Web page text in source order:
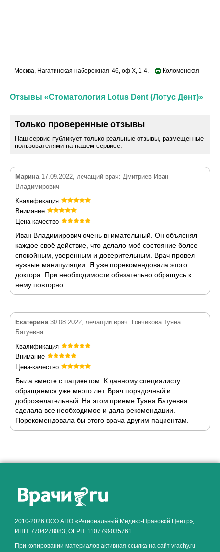
Москва, Нагатинская набережная, 46, оф Х, 1-4. Коломенская
Отзывы «Стоматология Lotus Dent (Лотус Дент)»
Только проверенные отзывы
Наш сервис публикует только реальные отзывы, размещенные
пользователями на нашем сервисе.
Марина17.09.2022, лечащий врач: Дмитриев Иван
Владимирович
Квалификация
Внимание
Цена-качество
Иван Владимирович очень внимательный. Он объяснял
каждое своё действие, что делало моё состояние более
спокойным, уверенным и доверительным. Врач провел
нужные манипуляции. Я уже порекомендовала этого
доктора. При необходимости обязательно обращусь к
нему повторно.
Екатерина30.08.2022, лечащий врач: Гончикова Туяна
Батуевна
Квалификация
Внимание
Цена-качество
Была вместе с пациентом. К данному специалисту
обращаемся уже много лет. Врач порядочный и
доброжелательный. На этом приеме Туяна Батуевна
сделала все необходимое и дала рекомендации.
Порекомендовала бы этого врача другим пациентам.
2010-2026 ООО АНО «Региональный Медико-Правовой Центр»,
ИНН: 7704278083, ОГРН: 1107799035761
При копировании материалов активная ссылка на сайт vrachy.ru